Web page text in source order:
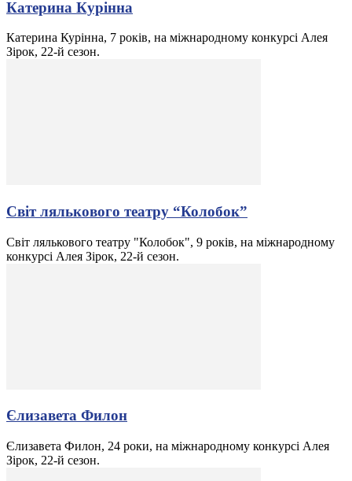
Катерина Курінна
Катерина Курінна, 7 років, на міжнародному конкурсі Алея
Зірок, 22-й сезон.
Світ лялькового театру “Колобок”
Світ лялькового театру "Колобок", 9 років, на міжнародному
конкурсі Алея Зірок, 22-й сезон.
Єлизавета Филон
Єлизавета Филон, 24 роки, на міжнародному конкурсі Алея
Зірок, 22-й сезон.